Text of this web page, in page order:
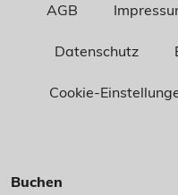
AGB
Datenschutz
Cookie-
Buchen